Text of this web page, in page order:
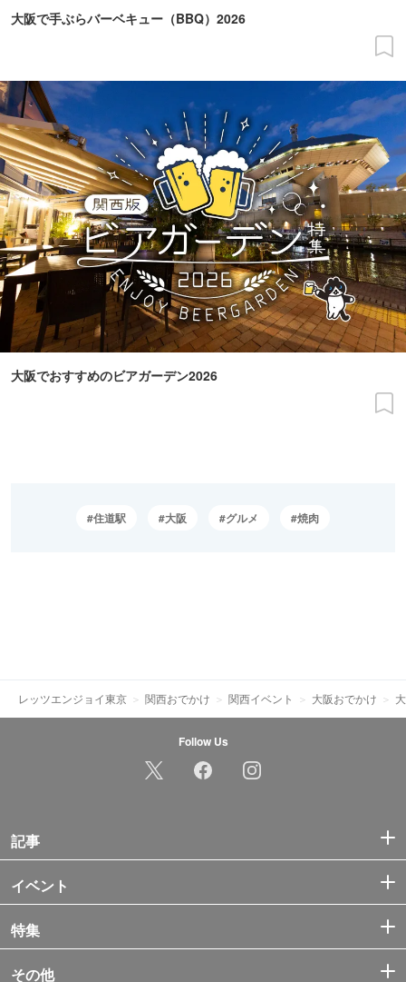
大阪で手ぶらバーベキュー（BBQ）2026
大阪でおすすめのビアガーデン2026
住道駅 大阪 グルメ 焼肉
レッツエンジョイ東京 関西おでかけ 関西イベント 大阪おでかけ
Follow Us
記事
イベント
特集
その他